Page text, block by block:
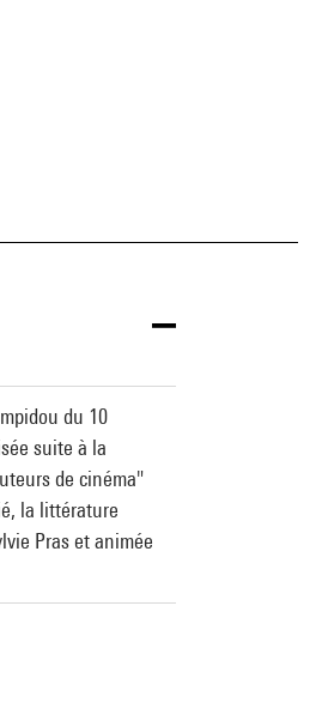
du 10
suite à la
de cinéma"
la littérature
Pras et animée